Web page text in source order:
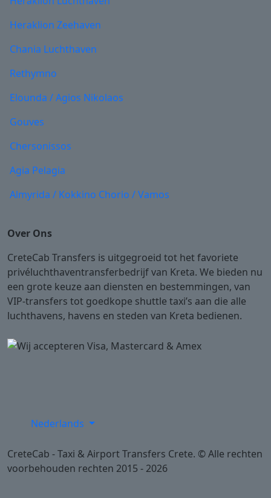
Heraklion Zeehaven
Chania Luchthaven
Rethymno
Elounda / Agios Nikolaos
Gouves
Chersonissos
Agia Pelagia
Almyrida / Kokkino Chorio / Vamos
Over Ons
CreteCab Transfers is uitgegroeid tot het favoriete
privéluchthaventransferbedrijf van Kreta. We bieden nu
een grote keuze aan diensten en bestemmingen, van
VIP-transfers tot goedkope shuttle taxi’s aan die alle
luchthavens, havens en steden van Kreta bedienen.
CreteCab - Taxi & Airport Transfers Crete. © Alle rechten
voorbehouden rechten 2015 - 2026
Nederlands